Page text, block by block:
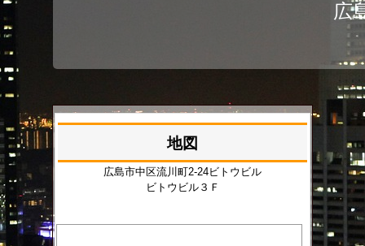
広
地図
広島市中区流川町2-24ビトウビル
ビトウビル３Ｆ